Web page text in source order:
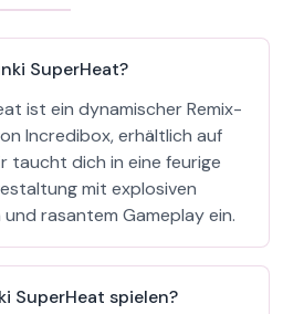
SuperHeat?
ist ein dynamischer Remix-
Incredibox, erhältlich auf
taucht dich in eine feurige
mit explosiven
rasantem Gameplay ein.
SuperHeat spielen?